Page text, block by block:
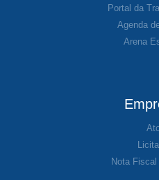
Portal da
Agenda
Arena
Nota